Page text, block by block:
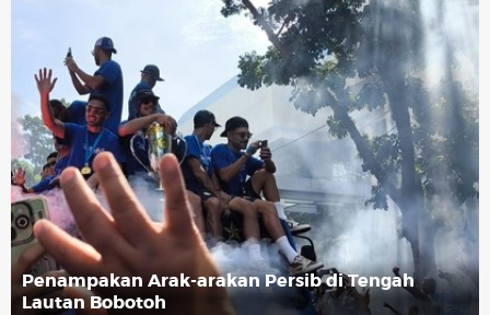
Penampakan Arak-arakan Persib di Tengah
Lautan Bobotoh